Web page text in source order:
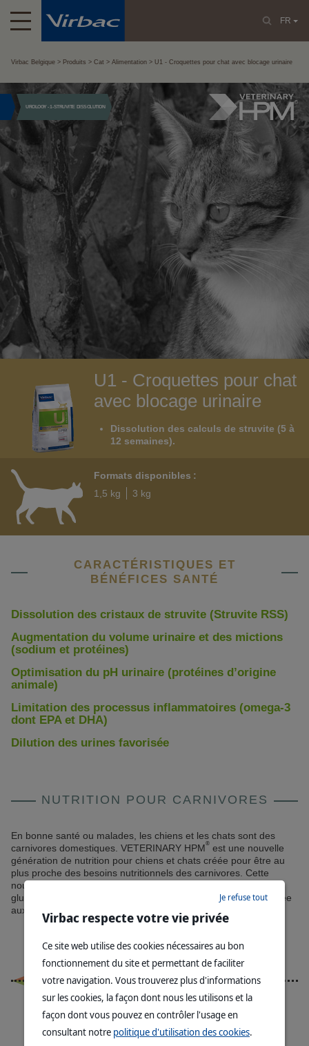
FR
Virbac Belgique Produits Cat Alimentation U1 - Croquettes pour chat avec blocage urinaire
UROLOGY - 1-STRUVITE DISSOLUTION
U1 - Croquettes pour chat
avec blocage urinaire
Dissolution des calculs de struvite (5 à
12 semaines).
Formats disponibles :
1,5 kg
3 kg
CARACTÉRISTIQUES ET
BÉNÉFICES SANTÉ
Dissolution des cristaux de struvite (Struvite RSS)
Augmentation du volume urinaire et des mictions
(sodium et protéines)
Optimisation du pH urinaire (protéines d’origine
animale)
Limitation des processus inflammatoires (omega-3
dont EPA et DHA)
Dilution des urines favorisée
NUTRITION POUR CARNIVORES
En bonne santé ou malades, les chiens et les chats sont des
carnivores domestiques. VETERINARY HPM® est une nouvelle
génération de nutrition pour chiens et chats créée pour être au
plus proche des besoins nutritionnels des carnivores. Cette
nouvelle gamme unique repose sur une formulation pauvre en
glucides et riche en protéines. Il en résulte une nutrition adaptée
aux besoins de votre animal.
44 %
protéines
Moyenne
du marché
23 %
Faible teneur en
Virbac respecte votre vie privée
Ce site web utilise des cookies nécessaires au bon
fonctionnement du site et permettant de faciliter
votre navigation. Vous trouverez plus d'informations
sur les cookies, la façon dont nous les utilisons et la
façon dont vous pouvez en contrôler l'usage en
consultant notre politique d'utilisation des cookies.
Je refuse tout